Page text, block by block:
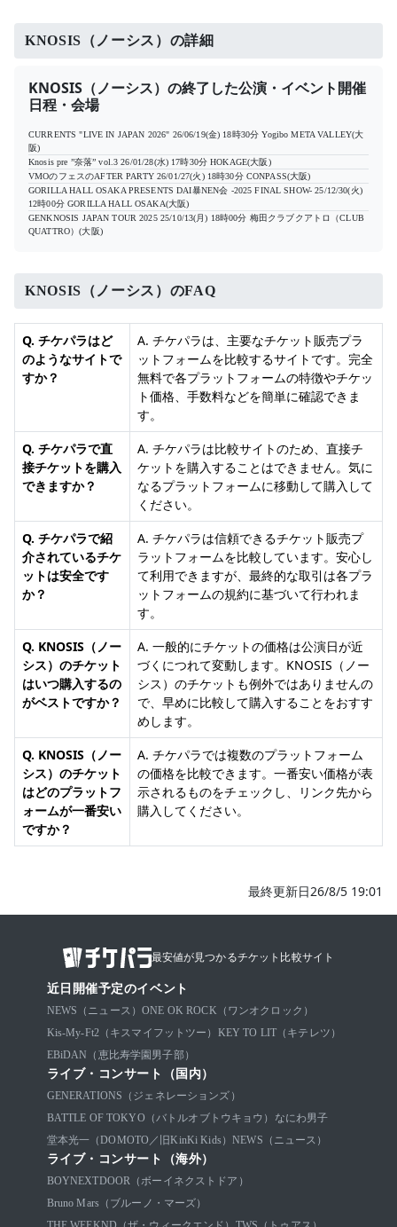
KNOSIS（ノーシス）の詳細
KNOSIS（ノーシス）の終了した公演・イベント開催
日程・会場
CURRENTS "LIVE IN JAPAN 2026" 26/06/19(金) 18時30分 Yogibo META VALLEY(大
阪)
Knosis pre ”奈落” vol.3 26/01/28(水) 17時30分 HOKAGE(大阪)
VMOのフェスのAFTER PARTY 26/01/27(火) 18時30分 CONPASS(大阪)
GORILLA HALL OSAKA PRESENTS DAI暴NEN会 -2025 FINAL SHOW- 25/12/30(火)
12時00分 GORILLA HALL OSAKA(大阪)
GENKNOSIS JAPAN TOUR 2025 25/10/13(月) 18時00分 梅田クラブクアトロ（CLUB
QUATTRO）(大阪)
KNOSIS（ノーシス）のFAQ
Q. チケパラはど
のようなサイトで
すか？
A. チケパラは、主要なチケット販売プラ
ットフォームを比較するサイトです。完全
無料で各プラットフォームの特徴やチケッ
ト価格、手数料などを簡単に確認できま
す。
Q. チケパラで直
接チケットを購入
できますか？
A. チケパラは比較サイトのため、直接チ
ケットを購入することはできません。気に
なるプラットフォームに移動して購入して
ください。
Q. チケパラで紹
介されているチケ
ットは安全です
か？
A. チケパラは信頼できるチケット販売プ
ラットフォームを比較しています。安心し
て利用できますが、最終的な取引は各プラ
ットフォームの規約に基づいて行われま
す。
Q. KNOSIS（ノー
シス）のチケット
はいつ購入するの
がベストですか？
A. 一般的にチケットの価格は公演日が近
づくにつれて変動します。KNOSIS（ノー
シス）のチケットも例外ではありませんの
で、早めに比較して購入することをおすす
めします。
Q. KNOSIS（ノー
シス）のチケット
はどのプラットフ
ォームが一番安い
ですか？
A. チケパラでは複数のプラットフォーム
の価格を比較できます。一番安い価格が表
示されるものをチェックし、リンク先から
購入してください。
最終更新日26/8/5 19:01
最安値が見つかるチケット比較サイト
近日開催予定のイベント
NEWS（ニュース） ONE OK ROCK（ワンオクロック）
Kis-My-Ft2（キスマイフットツー） KEY TO LIT（キテレツ）
EBiDAN（恵比寿学園男子部）
ライブ・コンサート（国内）
GENERATIONS（ジェネレーションズ）
BATTLE OF TOKYO（バトルオブトウキョウ）
なにわ男子
堂本光一（DOMOTO／旧KinKi Kids）NEWS（ニュース）
ライブ・コンサート（海外）
BOYNEXTDOOR（ボーイネクストドア）
Bruno Mars（ブルーノ・マーズ）